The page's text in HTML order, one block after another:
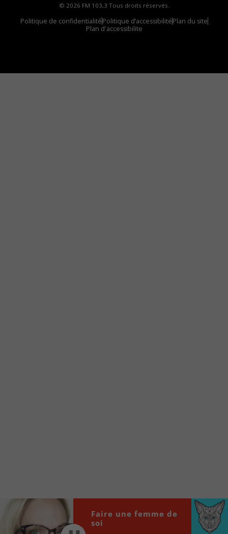
© 2026 FM 103,3 Tous droits réservés.
Politique de confidentialitéPolitique d’accessibilitéPlan du site
Plan d'accessibilite
locale vous sont maintenant accessibles en un clic!
Player
00:00
Faire une femme de
soi